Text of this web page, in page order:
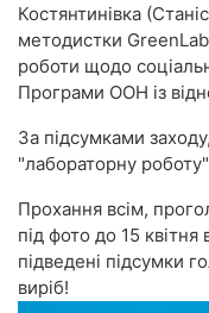
Костянтинівка
методистки
роботи щодо
Програми ООН із
За підсумками
"лабораторну
Прохання всім,
під фото до 15
підведені підсумки
виріб!